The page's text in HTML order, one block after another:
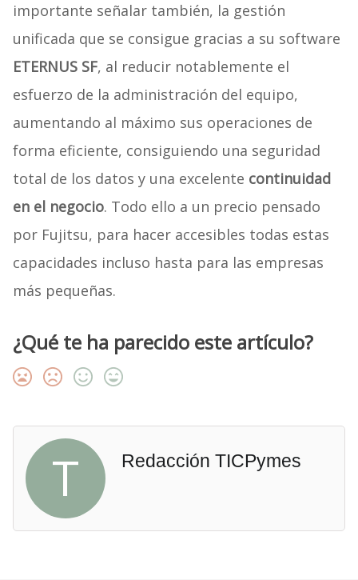
importante señalar también, la gestión
unificada que se consigue gracias a su software
ETERNUS SF, al reducir notablemente el
esfuerzo de la administración del equipo,
aumentando al máximo sus operaciones de
forma eficiente, consiguiendo una seguridad
total de los datos y una excelente continuidad
en el negocio. Todo ello a un precio pensado
por Fujitsu, para hacer accesibles todas estas
capacidades incluso hasta para las empresas
más pequeñas.
¿Qué te ha parecido este artículo?
T Redacción TICPymes